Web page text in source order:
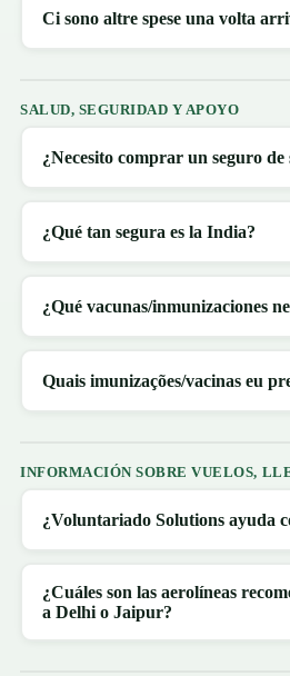
Ci sono altre spese una volta
SALUD, SEGURIDAD Y APOYO
¿Necesito comprar un seguro de
¿Qué tan segura es la India?
¿Qué vacunas/inmunizaciones
Quais imunizações/vacinas eu
INFORMACIÓN SOBRE VUELOS,
¿Voluntariado Solutions ayuda
¿Cuáles son las aerolíneas
a Delhi o Jaipur?